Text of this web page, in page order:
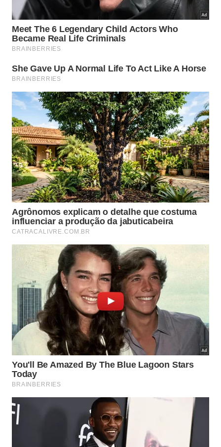
O que pesquisadores descobriram
sobre essa engenharia natural?
podem armazenar água superficial e subterrânea,
mitigar efeitos da seca, reduzir escoamento rápido
e estabilizar vazões em períodos de baixa água.
Também há evidências de que esses sistemas
ajudam a reter sedimentos, nutrientes e
contaminantes antes que avancem rio abaixo.
As barragens aumentam a conexão entre rio e
planície de inundação.
A água fica mais tempo no ambiente, em vez de
escoar rapidamente.
Os sedimentos presos atrás da barragem ajudam
a formar novos solos úmidos.
A diversidade de habitats cresce com lagoas,
canais secundários e vegetação aquática.
O amortecimento do fluxo pode reduzir picos de
cheia em alguns contextos.
Uma obra natural que inspira gestão
hídrica sustentável
A engenharia do castor inspira projetos de
restauração conhecidos como análogos de
barragens de castor, estruturas humanas simples
que imitam parte do efeito dessas obras naturais. A
ideia é desacelerar a água, reconectar rios às
várzeas e recuperar áreas úmidas sem depender
O valor dessa arquitetura está na combinação entre
material local, manutenção contínua e adaptação ao
fluxo. Troncos, lama e pedras formam uma